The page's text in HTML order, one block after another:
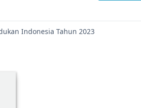
Indonesia Tahun 2023